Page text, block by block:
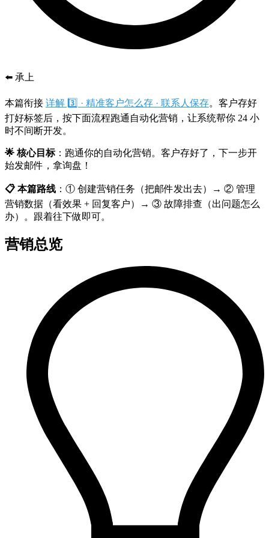
⬅️ 承上
本篇衔接 详解 3️⃣ · 精准客户怎么存 · 联系人保存。客户存好
打好标签后，按下面流程跑通自动化营销，让系统帮你 24 小
时不间断开发。
🌟 核心目标：跑通你的自动化营销。客户存好了，下一步开
始发邮件，拿询盘！
📋 本篇路线 ：① 创建营销任务（把邮件发出去）→ ② 管理
营销数据（看效果 + 回复客户）→ ③ 故障排查（出问题怎么
办）。跟着往下做即可。
营销总览